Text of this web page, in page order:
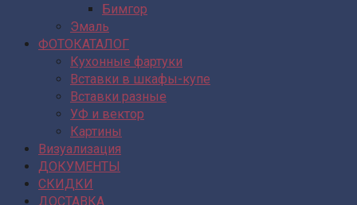
Бимгор
Эмаль
ФОТОКАТАЛОГ
Кухонные фартуки
Вставки в шкафы-купе
Вставки разные
УФ и вектор
Картины
Визуализация
ДОКУМЕНТЫ
СКИДКИ
ДОСТАВКА